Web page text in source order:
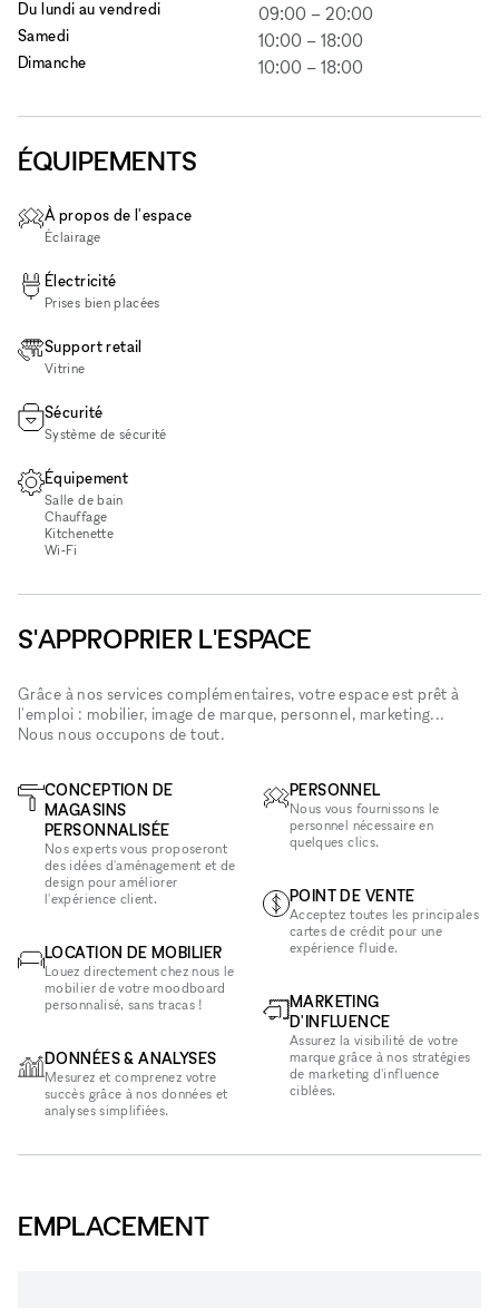
Du lundi au vendredi 09:00 – 20:00
Samedi 10:00 – 18:00
Dimanche 10:00 – 18:00
ÉQUIPEMENTS
À propos de l'espace
Éclairage
Électricité
Prises bien placées
Support retail
Vitrine
Sécurité
Système de sécurité
Équipement
Salle de bain
Chauffage
Kitchenette
Wi‑Fi
S'APPROPRIER L'ESPACE
Grâce à nos services complémentaires, votre espace est prêt à
l'emploi : mobilier, image de marque, personnel, marketing...
Nous nous occupons de tout.
CONCEPTION DE
MAGASINS
PERSONNALISÉE
Nos experts vous proposeront
des idées d'aménagement et de
design pour améliorer
l'expérience client.
LOCATION DE MOBILIER
Louez directement chez nous le
mobilier de votre moodboard
personnalisé, sans tracas !
DONNÉES & ANALYSES
Mesurez et comprenez votre
succès grâce à nos données et
analyses simplifiées.
PERSONNEL
Nous vous fournissons le
personnel nécessaire en
quelques clics.
POINT DE VENTE
Acceptez toutes les principales
cartes de crédit pour une
expérience fluide.
MARKETING
D'INFLUENCE
Assurez la visibilité de votre
marque grâce à nos stratégies
de marketing d'influence
ciblées.
EMPLACEMENT